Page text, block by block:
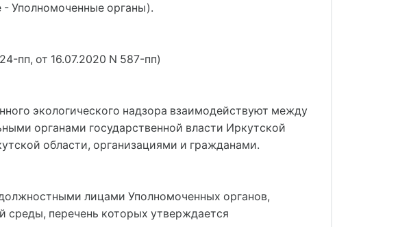
- Уполномоченные органы).
пп, от 16.07.2020 N 587-пп)
экологического надзора взаимодействуют между
органами государственной власти Иркутской
области, организациями и гражданами.
лицами Уполномоченных органов,
перечень которых утверждается